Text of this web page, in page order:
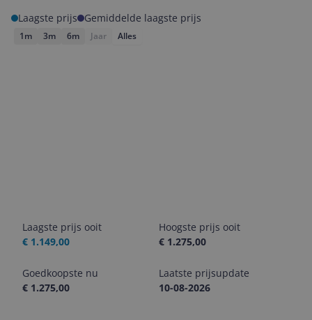
Laagste prijs
Gemiddelde laagste prijs
1m 3m 6m Jaar Alles
Laagste prijs ooit
€ 1.149,00
Hoogste prijs ooit
€ 1.275,00
Goedkoopste nu
€ 1.275,00
Laatste prijsupdate
10-08-2026